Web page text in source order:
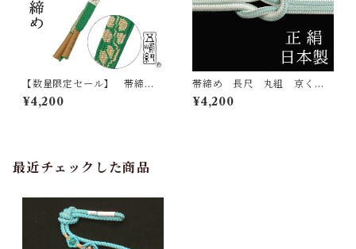
【数量限定セール】 帯締
め 五嶋紐 江戸組紐 帯
〆 おびじめ 正絹 日本
¥4,200
帯締め 長尺 丸組 京くみ
ひも 正絹 日本製 ozt10
ロングサイズ 2トーン 帯
¥4,200
最近チェックした商品